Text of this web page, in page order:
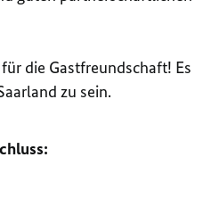
die Gastfreundschaft! Es
zu sein.